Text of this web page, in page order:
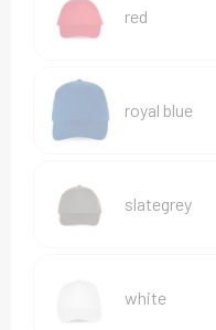
red
royal blue
slategrey
white